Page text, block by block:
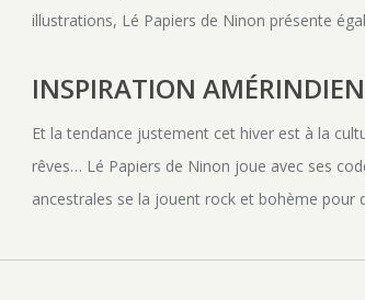
illustrations, Lé Papiers de Ninon présente
INSPIRATION
Et la tendance justement cet hiver est à la
rêves… Lé Papiers de Ninon joue avec ses
ancestrales se la jouent rock et bohème